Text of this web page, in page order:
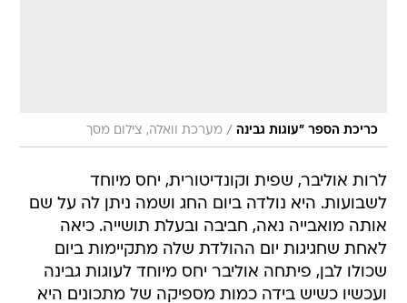
כריכת הספר "עוגות גבינה / מערכת וואלה, צילום מסך
לרות אוליבר, שפית וקונדיטורית, יחס מיוחד
לשבועות. היא נולדה ביום החג ושמה ניתן לה על שם
אותה מואבייה נאה, חביבה ובעלת תושייה. כיאה
לאחת שחגיגות יום ההולדת שלה מתקיימות ביום
שכולו לבן, פיתחה אוליבר יחס מיוחד לעוגות גבינה
ועכשיו כשיש בידה כמות מספיקה של מתכונים היא